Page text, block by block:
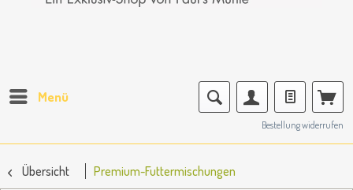
Menü
Bestellung widerrufen
Übersicht Premium-Futtermischungen